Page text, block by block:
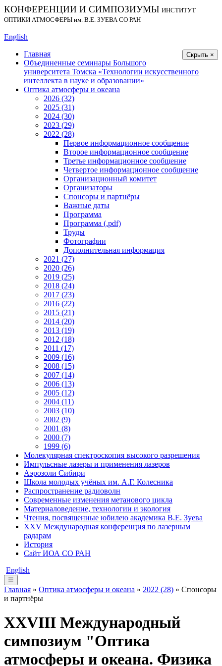
КОНФЕРЕНЦИИ И СИМПОЗИУМЫ ИНСТИТУТ
ОПТИКИ АТМОСФЕРЫ им. В.Е. ЗУЕВА СО РАН
English
Скрыть ×
Главная
Объединенные семинары Большого
университета Томска «Технологии искусственного
интеллекта в науке и образовании»
Оптика атмосферы и океана
2026 (32)
2025 (31)
2024 (30)
2023 (29)
2022 (28)
Первое информационное сообщение
Второе информационное сообщение
Третье информационное сообщение
Четвертое информационное сообщение
Организационный комитет
Организаторы
Спонсоры и партнёры
Важные даты
Программа
Программа (.pdf)
Труды
Фотографии
Дополнительная информация
2021 (27)
2020 (26)
2019 (25)
2018 (24)
2017 (23)
2016 (22)
2015 (21)
2014 (20)
2013 (19)
2012 (18)
2011 (17)
2009 (16)
2008 (15)
2007 (14)
2006 (13)
2005 (12)
2004 (11)
2003 (10)
2002 (9)
2001 (8)
2000 (7)
1999 (6)
Молекулярная спектроскопия высокого разрешения
Импульсные лазеры и применения лазеров
Аэрозоли Сибири
Школа молодых учёных им. А.Г. Колесника
Распространение радиоволн
Современные изменения метанового цикла
Материаловедение, технологии и экология
Чтения, посвященные юбилею академика В.Е. Зуева
XXV Международная конференция по лазерным
радарам
История
Сайт ИОА СО РАН
English
☰
Главная » Оптика атмосферы и океана » 2022 (28) » Спонсоры
и партнёры
XXVIII Международный
симпозиум "Оптика
атмосферы и океана. Физика